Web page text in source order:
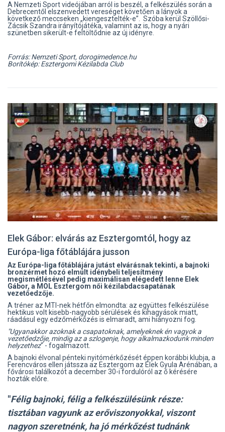
A Nemzeti Sport videójában arról is beszél, a felkészülés során a
Debrecentől elszenvedett vereséget követően a lányok a
következő meccseken „kiengesztelték-e”. Szóba kerül Szöllősi-
Zácsik Szandra irányítójátéka, valamint az is, hogy a nyári
szünetben sikerült-e feltöltődnie az új idényre.
Forrás: Nemzeti Sport, dorogimedence.hu
Borítókép: Esztergomi Kézilabda Club
Elek Gábor: elvárás az Esztergomtól, hogy az
Európa-liga főtáblájára jusson
Az Európa-liga főtáblájára jutást elvárásnak tekinti, a bajnoki
bronzérmet hozó elmúlt idénybeli teljesítmény
megismétlésével pedig maximálisan elégedett lenne Elek
Gábor, a MOL Esztergom női kézilabdacsapatának
vezetőedzője.
A tréner az MTI-nek hétfőn elmondta: az együttes felkészülése
hektikus volt kisebb-nagyobb sérülések és kihagyások miatt,
ráadásul egy edzőmérkőzés is elmaradt, ami hiányozni fog.
"Ugyanakkor azoknak a csapatoknak, amelyeknek én vagyok a
vezetőedzője, mindig az a szlogenje, hogy alkalmazkodunk minden
helyzethez" - fogalmazott.
A bajnoki élvonal pénteki nyitómérkőzését éppen korábbi klubja, a
Ferencváros ellen játssza az Esztergom az Elek Gyula Arénában, a
fővárosi találkozót a december 30-i fordulóról az ő kérésére
hozták előre.
"Félig bajnoki, félig a felkészülésünk része:
tisztában vagyunk az erőviszonyokkal, viszont
nagyon szeretnénk, ha jó mérkőzést tudnánk